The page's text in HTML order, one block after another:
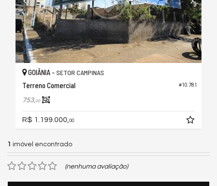
#10.781
GOIÂNIA - SETOR CAMPINAS
Terreno Comercial
753,00
R$ 1.199.000, 00
1 imóvel encontrado
(nenhuma avaliação)